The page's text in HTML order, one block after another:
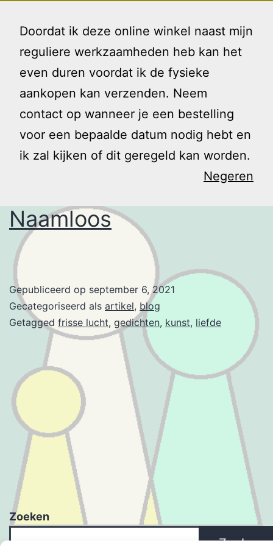
Doordat ik deze online winkel naast mijn
reguliere werkzaamheden heb kan het
even duren voordat ik de fysieke
aankopen kan verzenden. Neem
contact op wanneer je een bestelling
voor een bepaalde datum nodig hebt en
ik zal kijken of dit geregeld kan worden.
Negeren
naar
inhoud
Gezin
Tag:kunst
Naamloos
Gepubliceerd op september 6, 2021
Gecategoriseerd als artikel, blog
Getagged frisse lucht, gedichten, kunst, liefde
Zoeken